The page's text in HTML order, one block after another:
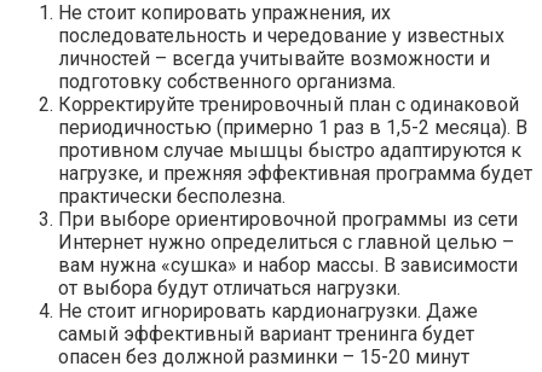
Не стоит копировать упражнения, их
последовательность и чередование у известных
личностей – всегда учитывайте возможности и
подготовку собственного организма.
Корректируйте тренировочный план с одинаковой
периодичностью (примерно 1 раз в 1,5-2 месяца). В
противном случае мышцы быстро адаптируются к
нагрузке, и прежняя эффективная программа будет
практически бесполезна.
При выборе ориентировочной программы из сети
Интернет нужно определиться с главной целью –
вам нужна «сушка» и набор массы. В зависимости
от выбора будут отличаться нагрузки.
Не стоит игнорировать кардионагрузки. Даже
самый эффективный вариант тренинга будет
опасен без должной разминки – 15-20 минут